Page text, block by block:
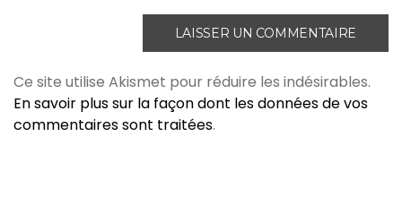
Ce site utilise Akismet pour réduire les indésirables.
En savoir plus sur la façon dont les données de vos
commentaires sont traitées.